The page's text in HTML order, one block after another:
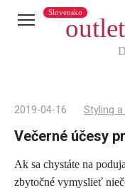
Slovensko
2019-04-16 Styling
Večerné účesy
Ak sa chystáte na
zbytočné vymyslieť
Telegram